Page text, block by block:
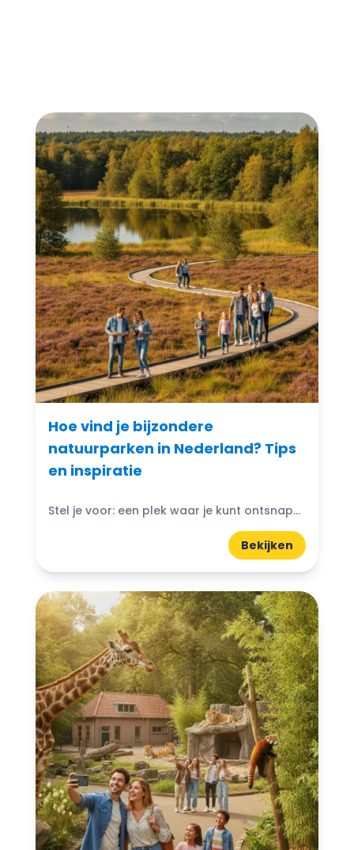
Hoe vind je bijzondere
natuurparken in Nederland? Tips
en inspiratie
Stel je voor: een plek waar je kunt ontsnappen aan de drukte van het dagelijks leven en je onderdompelen in de schoonheid van de natuur. Bijzondere natuurparken in Nederland bieden...
Bekijken